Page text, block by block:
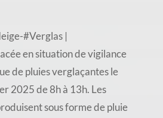
#Verglas |
en situation de vigilance
de pluies verglaçantes le
2025 de 8h à 13h. Les
sous forme de pluie